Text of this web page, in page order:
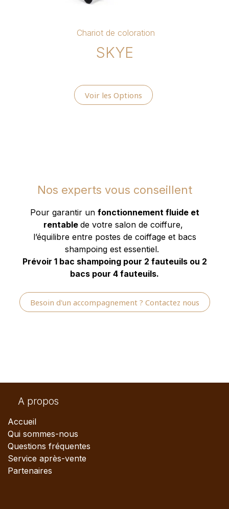
Chariot de coloration
SKYE
Voir les Options
Nos experts vous conseillent
Pour garantir un fonctionnement fluide et
rentable de votre salon de coiffure,
l’équilibre entre postes de coiffage et bacs
shampoing est essentiel.
Prévoir 1 bac shampoing pour 2 fauteuils ou 2
bacs pour 4 fauteuils.
Besoin d'un accompagnement ? Contactez nous
A propos
Accueil
Qui sommes-nous
Questions fréquentes
Service après-vente
Partenaires